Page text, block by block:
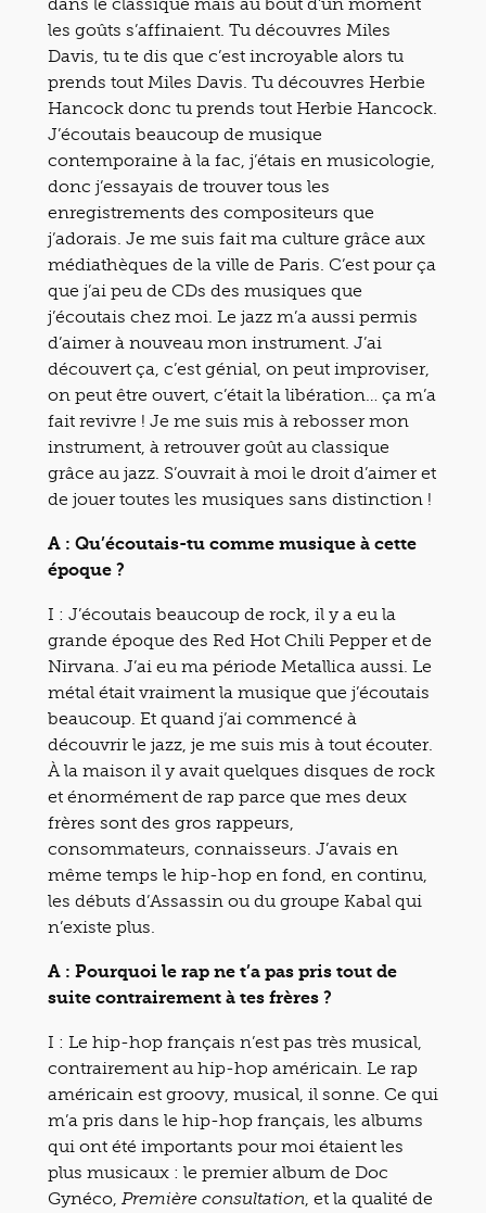
les goûts s’affinaient. Tu découvres Miles
Davis, tu te dis que c’est incroyable alors tu
prends tout Miles Davis. Tu découvres Herbie
Hancock donc tu prends tout Herbie Hancock.
J’écoutais beaucoup de musique
contemporaine à la fac, j’étais en musicologie,
donc j’essayais de trouver tous les
enregistrements des compositeurs que
j’adorais. Je me suis fait ma culture grâce aux
médiathèques de la ville de Paris. C’est pour ça
que j’ai peu de CDs des musiques que
j’écoutais chez moi. Le jazz m’a aussi permis
d’aimer à nouveau mon instrument. J’ai
découvert ça, c’est génial, on peut improviser,
on peut être ouvert, c’était la libération… ça m’a
fait revivre ! Je me suis mis à rebosser mon
instrument, à retrouver goût au classique
grâce au jazz. S’ouvrait à moi le droit d’aimer et
de jouer toutes les musiques sans distinction !
A : Qu’écoutais-tu comme musique à cette
époque ?
I : J’écoutais beaucoup de rock, il y a eu la
grande époque des Red Hot Chili Pepper et de
Nirvana. J’ai eu ma période Metallica aussi. Le
métal était vraiment la musique que j’écoutais
beaucoup. Et quand j’ai commencé à
découvrir le jazz, je me suis mis à tout écouter.
À la maison il y avait quelques disques de rock
et énormément de rap parce que mes deux
frères sont des gros rappeurs,
consommateurs, connaisseurs. J’avais en
même temps le hip-hop en fond, en continu,
les débuts d’Assassin ou du groupe Kabal qui
n’existe plus.
A : Pourquoi le rap ne t’a pas pris tout de
suite contrairement à tes frères ?
I : Le hip-hop français n’est pas très musical,
contrairement au hip-hop américain. Le rap
américain est groovy, musical, il sonne. Ce qui
m’a pris dans le hip-hop français, les albums
qui ont été importants pour moi étaient les
plus musicaux : le premier album de Doc
Gynéco, Première consultation , et la qualité de